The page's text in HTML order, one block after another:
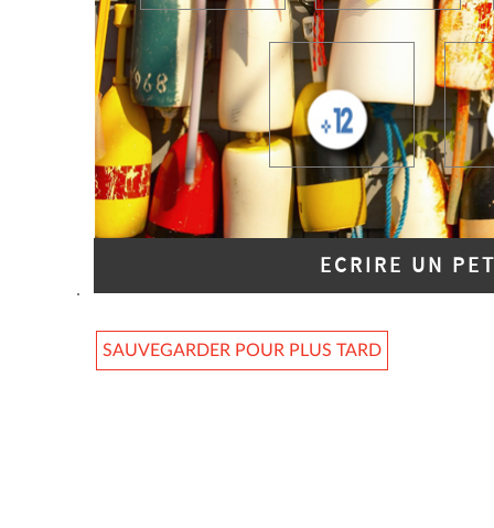
ECRIRE UN
SAUVEGARDER POUR PLUS TARD